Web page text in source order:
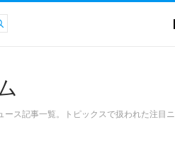
ース記事一覧。トピックスで扱われた注目